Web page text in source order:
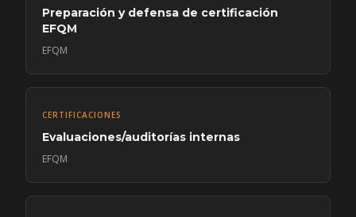
Preparación y defensa de certificación
EFQM
EFQM
CERTIFICACIONES
Evaluaciones/auditorías internas
EFQM